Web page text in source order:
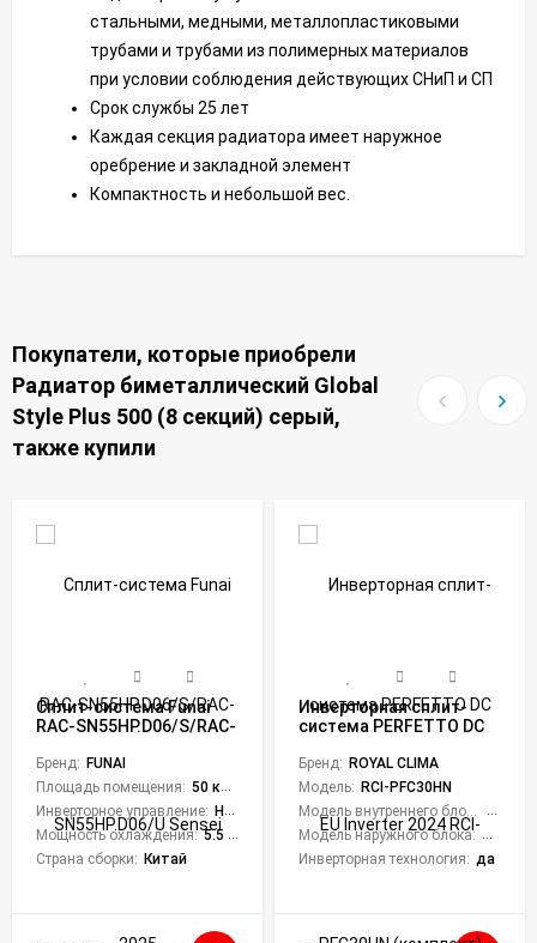
стальными, медными, металлопластиковыми
трубами и трубами из полимерных материалов
при условии соблюдения действующих СНиП и СП
Срок службы 25 лет
Каждая секция радиатора имеет наружное
оребрение и закладной элемент
Компактность и небольшой вес.
Покупатели, которые приобрели
Радиатор биметаллический Global
Style Plus 500 (8 секций) серый,
также купили
Сплит-система Funai
RAC-SN55HP.D06/S/RAC-
2025
Бренд: FUNAI
Площадь помещения: 50 кв. м.
Инверторное управление: Нет
Мощность охлаждения: 5.5 кВт
Страна сборки: Китай
Инверторная сплит-
система PERFETTO DC
PFC30HN (комплект)
Бренд: ROYAL CLIMA
Модель: RCI-PFC30HN
Модель внутреннего блока:
RCI-
Модель наружного блока: RCI-
Инверторная технология: да